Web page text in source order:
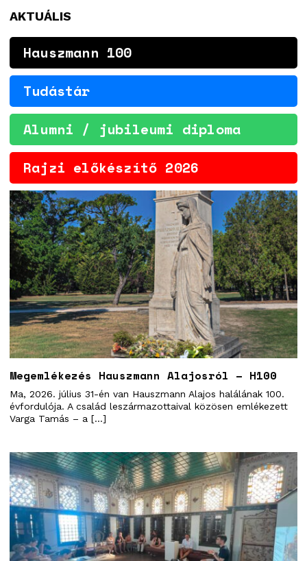
AKTUÁLIS
Hauszmann 100
Tudástár
Alumni / jubileumi diploma
Rajzi előkészítő 2026
Megemlékezés Hauszmann Alajosról – H100
Ma, 2026. július 31-én van Hauszmann Alajos halálának 100.
évfordulója. A család leszármazottaival közösen emlékezett
Varga Tamás – a […]